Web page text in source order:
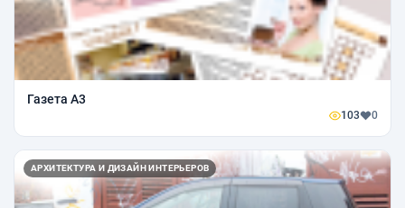
Газета А3
103 0
АРХИТЕКТУРА И ДИЗАЙН ИНТЕРЬЕРОВ